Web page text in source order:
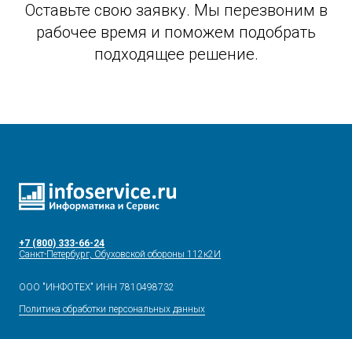
Оставьте свою заявку. Мы перезвоним в
рабочее время и поможем подобрать
подходящее решение.
+7 (800) 333-66-24
Санкт-Петербург, Обуховской обороны 112к2И
ООО "ИНФОТЕХ" ИНН 7810498732
Политика обработки персональных данных